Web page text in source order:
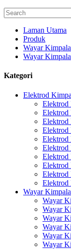
Laman Utama
Produk
Wayar
Wayar
Kategori
Elektrod
Elektrod
Elektrod
Elektrod
Elektrod
Elektrod
Elektrod
Elektrod
Elektrod
Elektrod
Elektrod
Wayar
Wayar
Wayar
Wayar
Wayar
Wayar
Wayar